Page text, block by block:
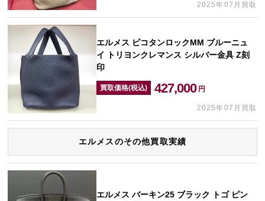
2025年07月買取
エルメス ピコタンロックMM ブルーニュ
イ トリヨンクレマンス シルバー金具 Z刻
印
買取価格(税込) 427,000 円
2025年07月買取
エルメスのその他買取実績
エルメス バーキン25 ブラック トゴ ピン